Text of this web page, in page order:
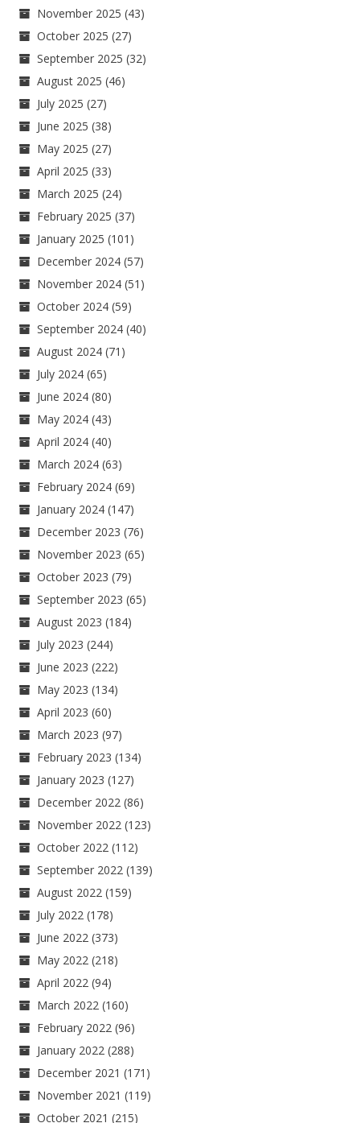
November 2025 (43)
October 2025 (27)
September 2025 (32)
August 2025 (46)
July 2025 (27)
June 2025 (38)
May 2025 (27)
April 2025 (33)
March 2025 (24)
February 2025 (37)
January 2025 (101)
December 2024 (57)
November 2024 (51)
October 2024 (59)
September 2024 (40)
August 2024 (71)
July 2024 (65)
June 2024 (80)
May 2024 (43)
April 2024 (40)
March 2024 (63)
February 2024 (69)
January 2024 (147)
December 2023 (76)
November 2023 (65)
October 2023 (79)
September 2023 (65)
August 2023 (184)
July 2023 (244)
June 2023 (222)
May 2023 (134)
April 2023 (60)
March 2023 (97)
February 2023 (134)
January 2023 (127)
December 2022 (86)
November 2022 (123)
October 2022 (112)
September 2022 (139)
August 2022 (159)
July 2022 (178)
June 2022 (373)
May 2022 (218)
April 2022 (94)
March 2022 (160)
February 2022 (96)
January 2022 (288)
December 2021 (171)
November 2021 (119)
October 2021 (215)